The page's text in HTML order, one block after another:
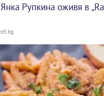
Янка Рупкина оживя в